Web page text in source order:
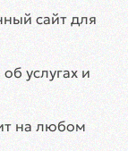
сайт для
услугах и
на любом